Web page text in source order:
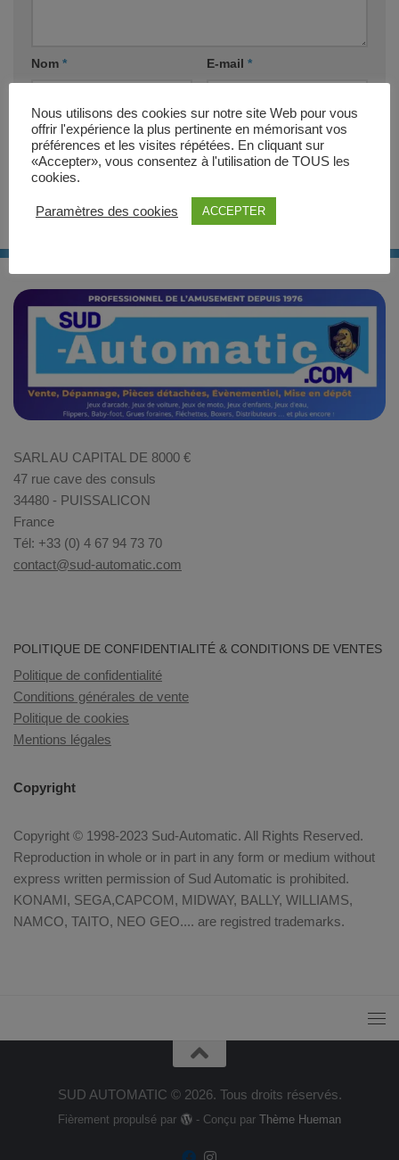
Nom * E-mail *
Site web
SARL AU CAPITAL DE 8000 €
47 rue cave des consuls
34480 - PUISSALICON
France
Tél: +33 (0) 4 67 94 73 70
contact@sud-automatic.com
POLITIQUE DE CONFIDENTIALITÉ & CONDITIONS DE VENTES
Politique de confidentialité
Conditions générales de vente
Politique de cookies
Mentions légales
Copyright
Copyright © 1998-2023 Sud-Automatic. All Rights Reserved.
Reproduction in whole or in part in any form or medium without
express written permission of Sud Automatic is prohibited.
KONAMI, SEGA,CAPCOM, MIDWAY, BALLY, WILLIAMS,
NAMCO, TAITO, NEO GEO.... are registred trademarks.
SUD AUTOMATIC © 2026. Tous droits réservés.
Fièrement propulsé par - Conçu par Thème Hueman
Nous utilisons des cookies sur notre site Web pour vous
offrir l'expérience la plus pertinente en mémorisant vos
préférences et les visites répétées. En cliquant sur
«Accepter», vous consentez à l'utilisation de TOUS les
cookies.
Paramètres des cookies ACCEPTER